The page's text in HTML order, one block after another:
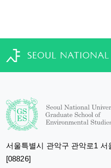
서울특별시 관악구 관악로1 서
[08826]